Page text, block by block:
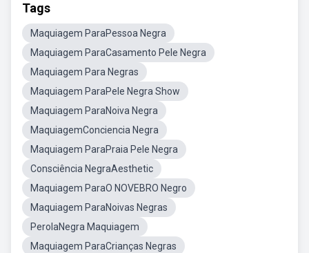
Tags
Maquiagem ParaPessoa Negra
Maquiagem ParaCasamento Pele Negra
Maquiagem Para Negras
Maquiagem ParaPele Negra Show
Maquiagem ParaNoiva Negra
MaquiagemConciencia Negra
Maquiagem ParaPraia Pele Negra
Consciência NegraAesthetic
Maquiagem ParaO NOVEBRO Negro
Maquiagem ParaNoivas Negras
PerolaNegra Maquiagem
Maquiagem ParaCrianças Negras